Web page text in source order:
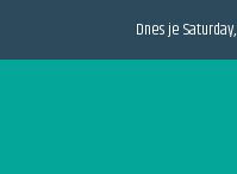
Dnes je Saturday,